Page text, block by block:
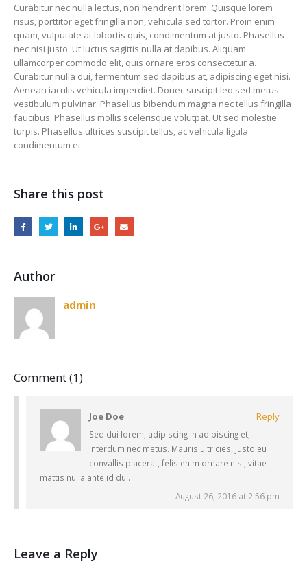
Curabitur nec nulla lectus, non hendrerit lorem. Quisque lorem
risus, porttitor eget fringilla non, vehicula sed tortor. Proin enim
quam, vulputate at lobortis quis, condimentum at justo. Phasellus
nec nisi justo. Ut luctus sagittis nulla at dapibus. Aliquam
ullamcorper commodo elit, quis ornare eros consectetur a.
Curabitur nulla dui, fermentum sed dapibus at, adipiscing eget nisi.
Aenean iaculis vehicula imperdiet. Donec suscipit leo sed metus
vestibulum pulvinar. Phasellus bibendum magna nec tellus fringilla
faucibus. Phasellus mollis scelerisque volutpat. Ut sed molestie
turpis. Phasellus ultrices suscipit tellus, ac vehicula ligula
condimentum et.
Share this post
Author
admin
Comment (1)
Joe Doe Reply
Sed dui lorem, adipiscing in adipiscing et,
interdum nec metus. Mauris ultricies, justo eu
convallis placerat, felis enim ornare nisi, vitae
mattis nulla ante id dui.
August 26, 2016 at 2:56 pm
Leave a Reply